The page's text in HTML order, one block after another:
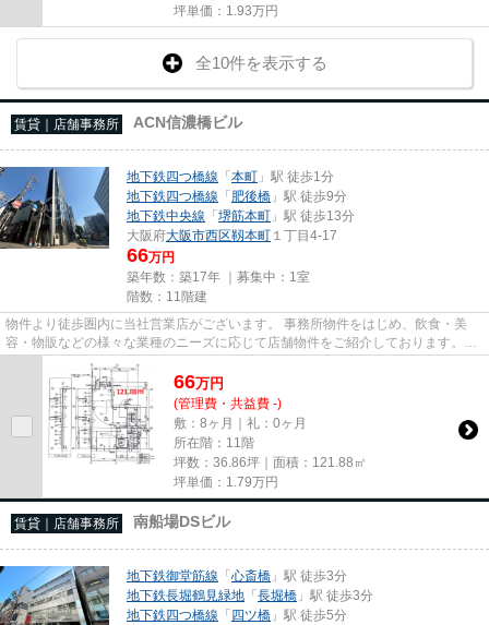
坪単価： 1.93万円
全10件を表示する
賃貸｜店舗事務所 ACN信濃橋ビル
地下鉄四つ橋線 「本町 」駅 徒歩1分
地下鉄四つ橋線 「肥後橋 」駅 徒歩9分
地下鉄中央線 「堺筋本町 」駅 徒歩13分
大阪府大阪市西区靱本町 １丁目4-17
66万円
築年数：築17年 ｜募集中： 1室
階数：11階建
物件より徒歩圏内に当社営業店がございます。 事務所物件をはじめ、飲食・美
容・物販などの様々な業種のニーズに応じて店舗物件をご紹介しております。
尚、弊社ではおとり広告は一切...
66万円
(管理費・共益費 -)
敷：8ヶ月｜礼：0ヶ月
所在階：11階
坪数：36.86坪｜面積：121.88㎡
坪単価： 1.79万円
賃貸｜店舗事務所 南船場DSビル
地下鉄御堂筋線 「心斎橋 」駅 徒歩3分
地下鉄長堀鶴見緑地 「長堀橋 」駅 徒歩3分
地下鉄四つ橋線 「四ツ橋 」駅 徒歩5分